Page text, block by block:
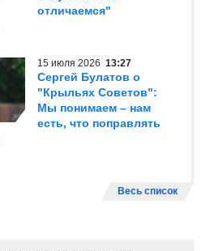
отличаемся"
15 июля 2026 13:27
Сергей Булатов о
"Крыльях Советов":
Мы понимаем – нам
есть, что поправлять
Весь список